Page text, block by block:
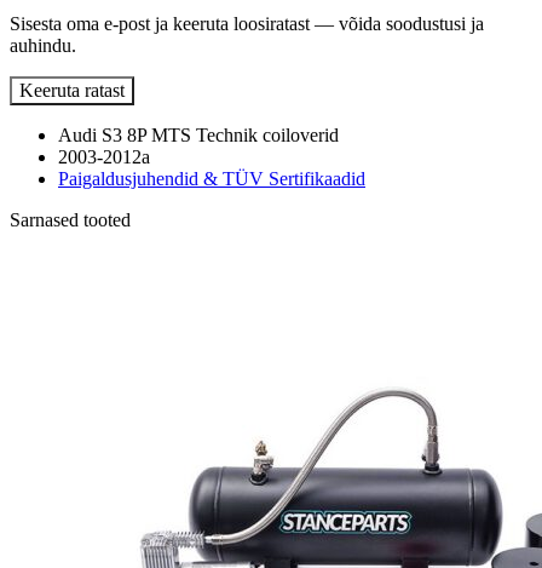
Sisesta oma e-post ja keeruta loosiratast — võida soodustusi ja
auhindu.
Keeruta ratast
Audi S3 8P MTS Technik coiloverid
2003-2012a
Paigaldusjuhendid & TÜV Sertifikaadid
Sarnased tooted